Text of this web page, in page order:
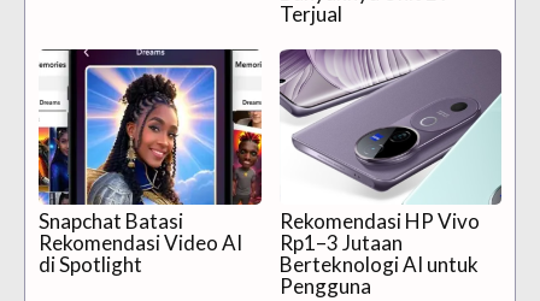
Terjual
Snapchat Batasi
Rekomendasi Video AI
di Spotlight
Rekomendasi HP Vivo
Rp1–3 Jutaan
Berteknologi AI untuk
Pengguna